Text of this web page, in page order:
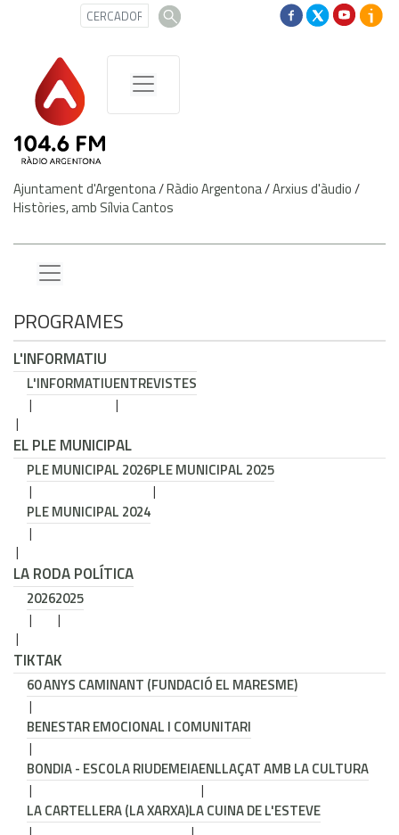
Ajuntament d'Argentona/Ràdio Argentona/Arxius d'àudio/
Històries, amb Sílvia Cantos
PROGRAMES
L'INFORMATIU
L'INFORMATIUENTREVISTES
EL PLE MUNICIPAL
PLE MUNICIPAL 2026PLE MUNICIPAL 2025
PLE MUNICIPAL 2024
LA RODA POLÍTICA
20262025
TIKTAK
60 ANYS CAMINANT (FUNDACIÓ EL MARESME)
BENESTAR EMOCIONAL I COMUNITARI
BONDIA - ESCOLA RIUDEMEIAENLLAÇAT AMB LA CULTURA
LA CARTELLERA (LA XARXA)LA CUINA DE L'ESTEVE